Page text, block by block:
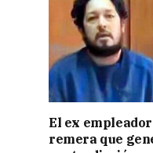
El ex
remera que